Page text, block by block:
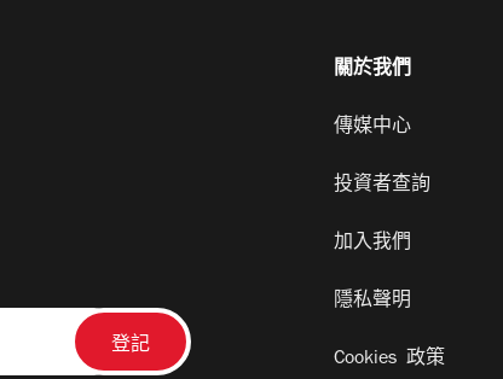
關於我們
傳媒中心
投資者查詢
加入我們
隱私聲明
Cookies 政策